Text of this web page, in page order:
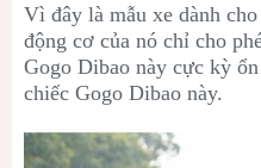
Vì đây là mẫu xe dành
động cơ của nó chỉ cho
Gogo Dibao này cực kỳ
chiếc Gogo Dibao này.